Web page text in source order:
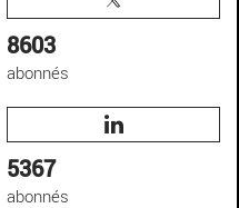
8603
abonnés
5367
abonnés